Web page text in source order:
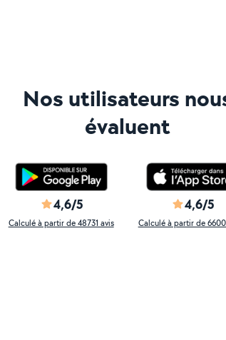
Nos utilisateurs
évaluent
4,6/5
Calculé à partir de 48731 avis
4,6/5
Calculé à partir de